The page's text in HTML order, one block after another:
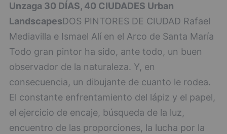
Unzaga 30 DÍAS, 40 CIUDADES Urban
LandscapesDOS PINTORES DE CIUDAD Rafael
Mediavilla e Ismael Alí en el Arco de Santa María
Todo gran pintor ha sido, ante todo, un buen
observador de la naturaleza. Y, en
consecuencia, un dibujante de cuanto le rodea.
El constante enfrentamiento del lápiz y el papel,
el ejercicio de encaje, búsqueda de la luz,
encuentro de las proporciones, la lucha por la